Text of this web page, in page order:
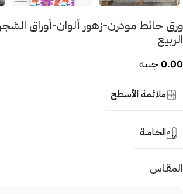
الربيع
0.00جنيه
ملائمة الأسطح
الخـامــة
المقـاس